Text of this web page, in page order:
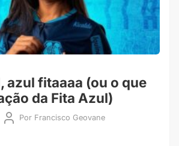
azul fitaaaa (ou o que
da Fita Azul)
Por Francisco Geovane